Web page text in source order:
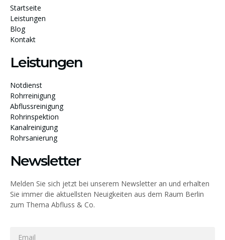
Startseite
Leistungen
Blog
Kontakt
Leistungen
Notdienst
Rohrreinigung
Abflussreinigung
Rohrinspektion
Kanalreinigung
Rohrsanierung
Newsletter
Melden Sie sich jetzt bei unserem Newsletter an und erhalten
Sie immer die aktuellsten Neuigkeiten aus dem Raum Berlin
zum Thema Abfluss & Co.